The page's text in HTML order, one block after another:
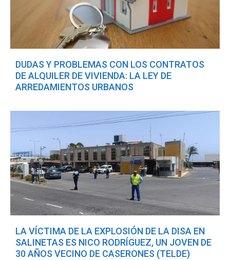
DUDAS Y PROBLEMAS CON LOS CONTRATOS
DE ALQUILER DE VIVIENDA: LA LEY DE
ARREDAMIENTOS URBANOS
LA VÍCTIMA DE LA EXPLOSIÓN DE LA DISA EN
SALINETAS ES NICO RODRÍGUEZ, UN JOVEN DE
30 AÑOS VECINO DE CASERONES (TELDE)